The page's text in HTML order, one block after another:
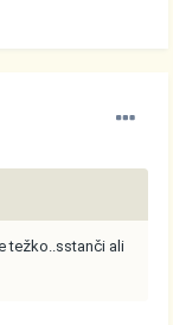
težko..sstanči ali